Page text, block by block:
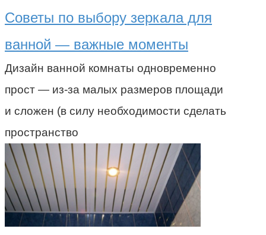
Советы по выбору зеркала для
ванной — важные моменты
Дизайн ванной комнаты одновременно
прост — из-за малых размеров площади
и сложен (в силу необходимости сделать
пространство